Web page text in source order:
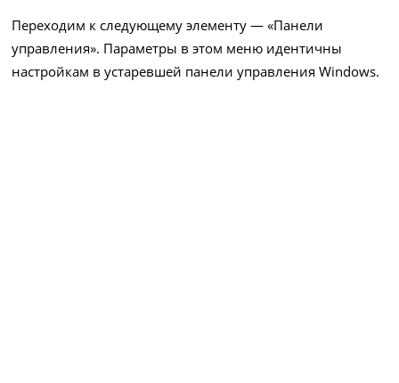
Переходим к следующему элементу — «Панели
управления». Параметры в этом меню идентичны
настройкам в устаревшей панели управления Windows.